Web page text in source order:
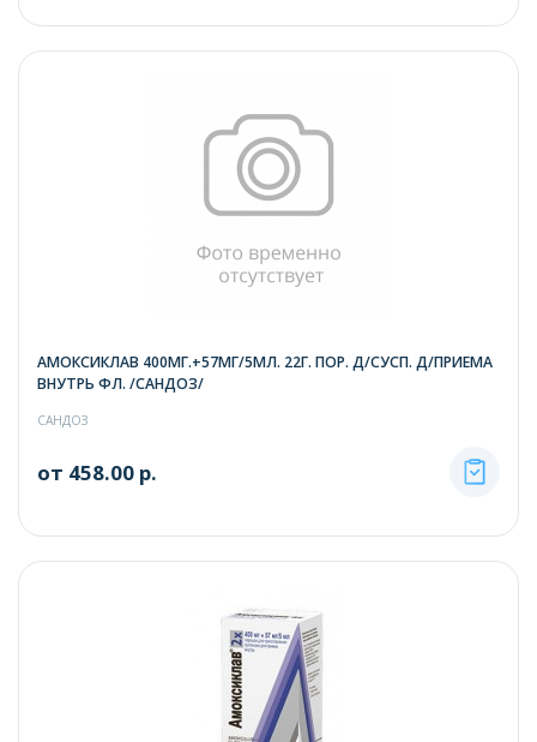
АМОКСИКЛАВ 400МГ.+57МГ/5МЛ. 22Г. ПОР. Д/СУСП. Д/ПРИЕМА
ВНУТРЬ ФЛ. /САНДОЗ/
САНДОЗ
от 458.00 р.